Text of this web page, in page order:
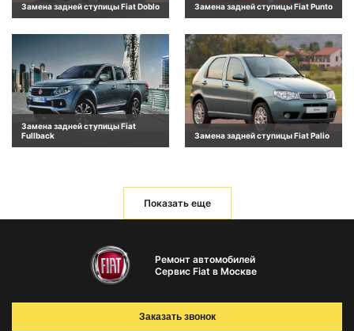
Замена задней ступицы Fiat Doblo Замена задней ступицы Fiat Punto
Замена задней ступицы Fiat
Fullback
Замена задней ступицы Fiat Palio
Показать еще
Ремонт автомобилей
Сервис Fiat в Москве
Заказать звонок